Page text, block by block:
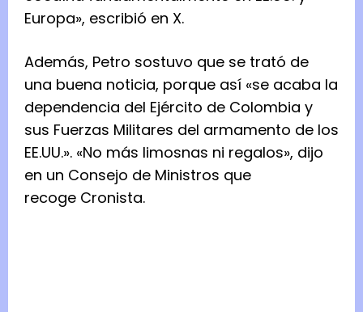
Europa», escribió en X.
Además, Petro sostuvo que se trató de
una buena noticia, porque así «se acaba la
dependencia del Ejército de Colombia y
sus Fuerzas Militares del armamento de los
EE.UU.». «No más limosnas ni regalos», dijo
en un Consejo de Ministros que
recoge Cronista.